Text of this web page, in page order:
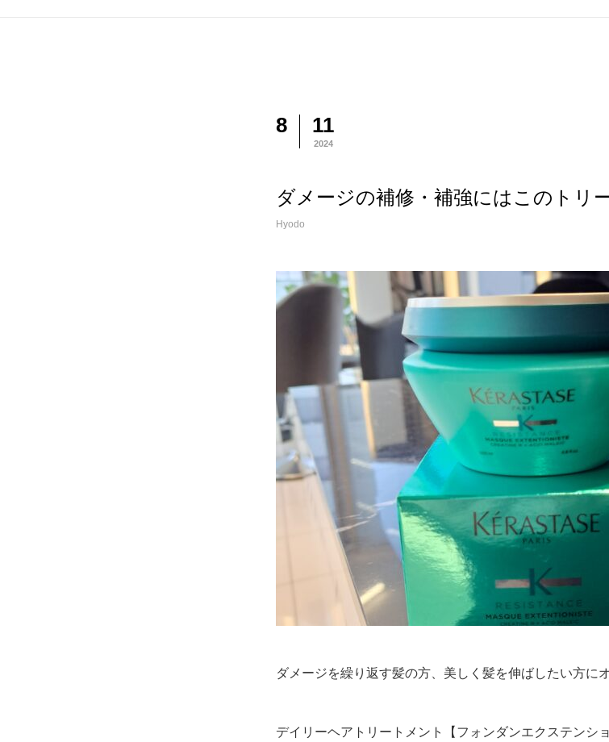
8 11
2024
ダメージの補修・補強にはこのトリ
Hyodo
ダメージを繰り返す髪の方、美しく髪を伸ばしたい方に
デイリーヘアトリートメント【フォンダンエクステンショ